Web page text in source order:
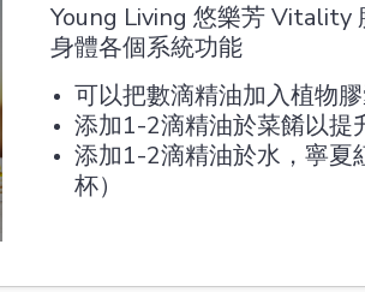
Young Living 悠樂芳 Vitality
身體各個系統功能
可以把數滴精油加入植物
添加1-2滴精油於菜餚以提
添加1-2滴精油於水，寧夏
杯）